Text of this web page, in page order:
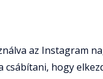
az Instagram
hogy